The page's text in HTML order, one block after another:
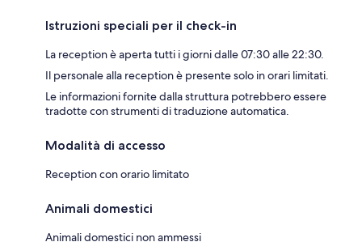
Istruzioni speciali per il check-in
La reception è aperta tutti i giorni dalle 07:30 alle 22:30.
Il personale alla reception è presente solo in orari limitati.
Le informazioni fornite dalla struttura potrebbero essere
tradotte con strumenti di traduzione automatica.
Modalità di accesso
Reception con orario limitato
Animali domestici
Animali domestici non ammessi